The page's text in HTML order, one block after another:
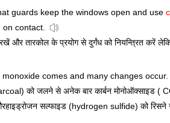
guards keep the windows open and use
on contact.
और तारकोल के प्रयोग से दुर्गंध को नियन्त्रित करें
comes and many changes occur.
को जलने से अनेक बार कार्बन मोनोऑक्साइड (
सल्फाइड (hydrogen sulfide) को